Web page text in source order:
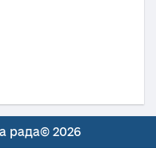
рада© 2026